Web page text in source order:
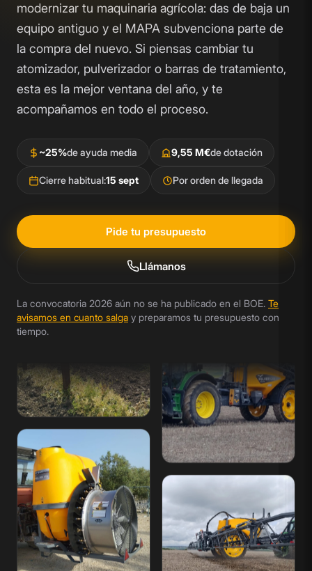
modernizar tu maquinaria agrícola: das de baja un
equipo antiguo y el MAPA subvenciona parte de
la compra del nuevo. Si piensas cambiar tu
atomizador, pulverizador o barras de tratamiento,
esta es la mejor ventana del año, y te
acompañamos en todo el proceso.
~25%de ayuda media 9,55 M€de dotación
Cierre habitual:15 sept Por orden de llegada
Pide tu presupuesto
Llámanos
La convocatoria 2026 aún no se ha publicado en el BOE. Te
avisamos en cuanto salga y preparamos tu presupuesto con
tiempo.